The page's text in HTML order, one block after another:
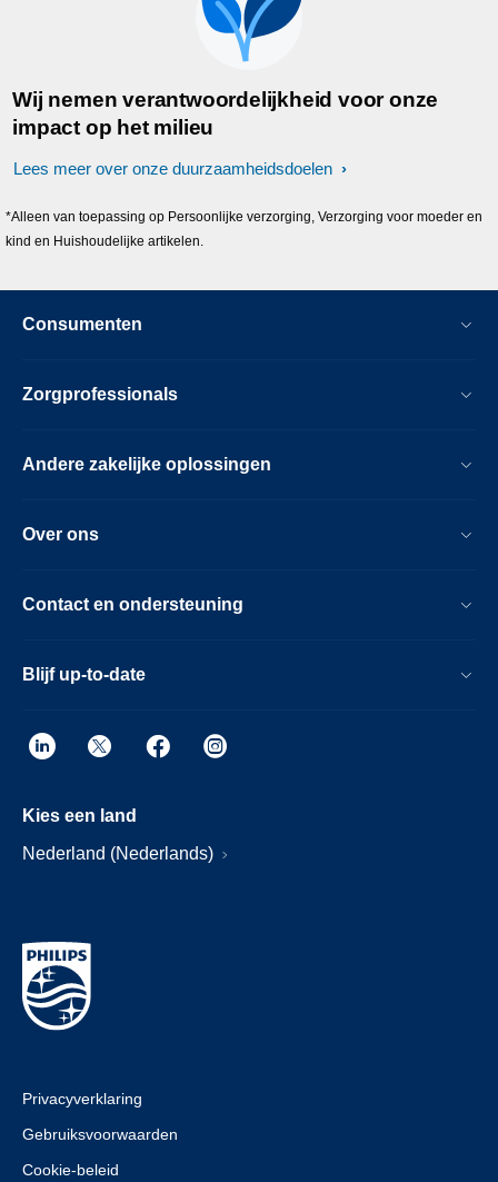
Wij nemen verantwoordelijkheid voor onze
impact op het milieu
Lees meer over onze duurzaamheidsdoelen
*Alleen van toepassing op Persoonlijke verzorging, Verzorging voor moeder en
kind en Huishoudelijke artikelen.
Consumenten
Zorgprofessionals
Andere zakelijke oplossingen
Over ons
Contact en ondersteuning
Blijf up-to-date
Kies een land
Nederland (Nederlands)
Privacyverklaring
Gebruiksvoorwaarden
Cookie-beleid